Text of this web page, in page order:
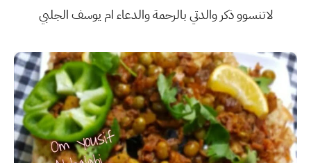
لاتنسوو ذكر والدتي بالرحمة والدعاء ام يوسف الجلبي